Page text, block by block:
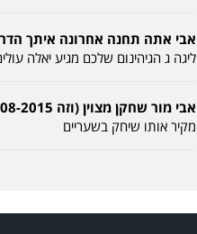
אבי אתה תחנה אחרונה איתך הדרך לעליה
ליגה ג הגיהינום שלכם מגיע יאלה
אבי מור שחקן מצוין (וזה 25-08-2015, 22:56)
מקיר אותו שיחק בשעריים